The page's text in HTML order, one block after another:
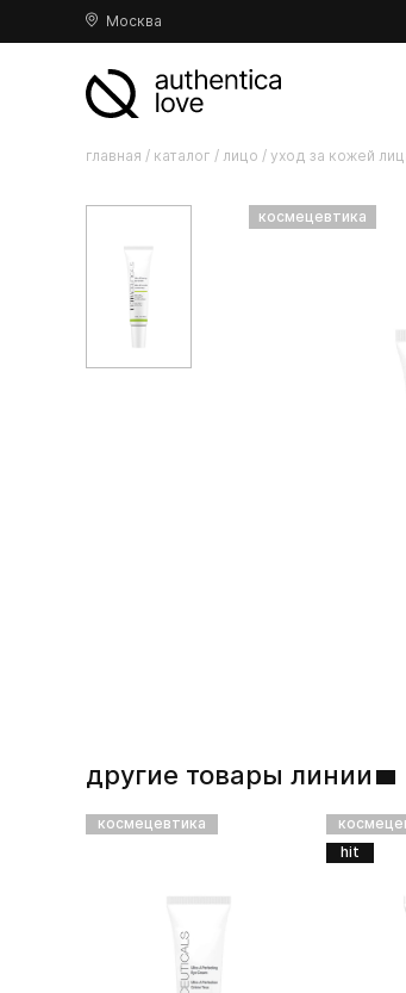
Москва
главная / каталог / лицо / уход за кожей
космецевтика
другие товары линии
космецевтика
hit